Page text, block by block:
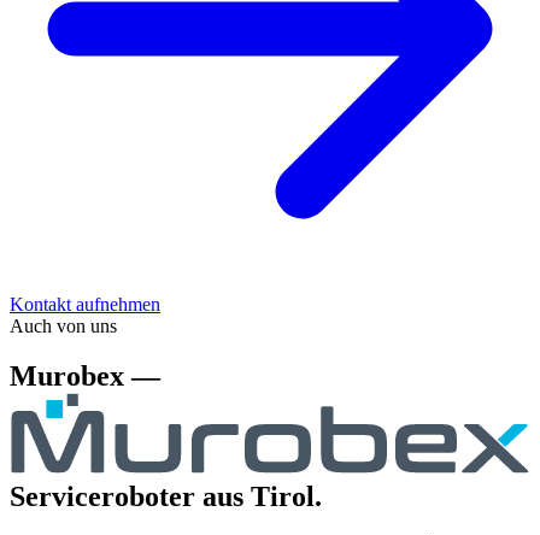
Kontakt aufnehmen
Auch von uns
Murobex —
Serviceroboter aus Tirol.